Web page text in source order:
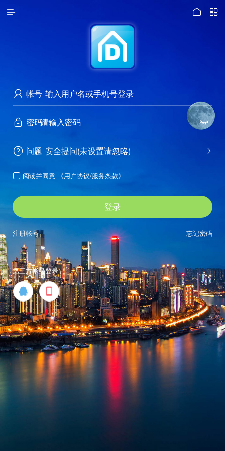
 

 帐号
 密码 
 问题 
安全提问(未设置请忽略)
 阅读并同意 《用户协议/服务条款》
登录
忘记密码
注册帐号
第三方帐号登录
 